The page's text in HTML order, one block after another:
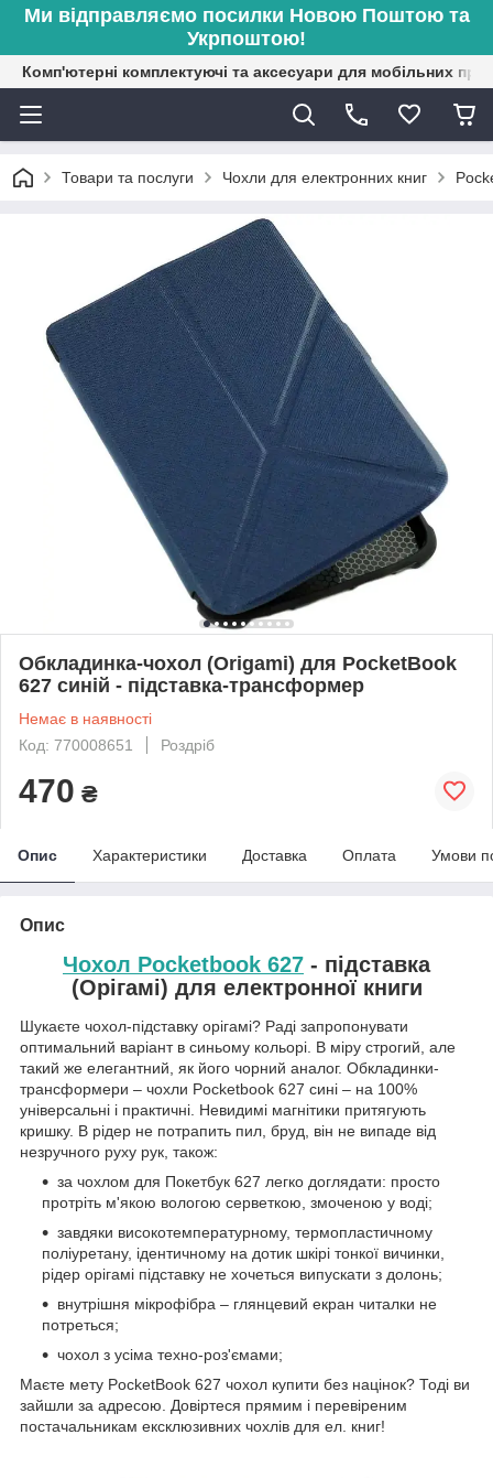
Ми відправляємо посилки Новою Поштою та
Укрпоштою!
Комп'ютерні комплектуючі та аксесуари для мобільних
Товари та послуги Чохли для електронних книг
Обкладинка-чохол (Origami) для PocketBook
627 синій - підставка-трансформер
Немає в наявності
Код: 770008651
Роздріб
470 ₴
Опис Характеристики Доставка Оплата Умови
Опис
Чохол Pocketbook 627 - підставка
(Орігамі) для електронної книги
Шукаєте чохол-підставку орігамі? Раді запропонувати
оптимальний варіант в синьому кольорі. В міру строгий, але
такий же елегантний, як його чорний аналог. Обкладинки-
трансформери – чохли Pocketbook 627 сині – на 100%
універсальні і практичні. Невидимі магнітики притягують
кришку. В рідер не потрапить пил, бруд, він не випаде від
незручного руху рук, також:
за чохлом для Покетбук 627 легко доглядати: просто
протріть м'якою вологою серветкою, змоченою у воді;
завдяки високотемпературному, термопластичному
поліуретану, ідентичному на дотик шкірі тонкої вичинки,
рідер орігамі підставку не хочеться випускати з долонь;
внутрішня мікрофібра – глянцевий екран читалки не
потреться;
чохол з усіма техно-роз'ємами;
Маєте мету PocketBook 627 чохол купити без націнок? Тоді ви
зайшли за адресою. Довіртеся прямим і перевіреним
постачальникам ексклюзивних чохлів для ел. книг!